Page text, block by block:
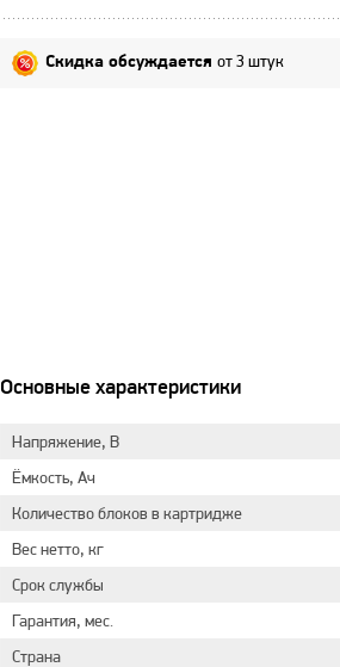
Скидка обсуждается от 3 штук
Основные характеристики
Напряжение, В
Ёмкость, Ач
Количество блоков в картридже
Вес нетто, кг
Срок службы
Гарантия, мес.
Страна